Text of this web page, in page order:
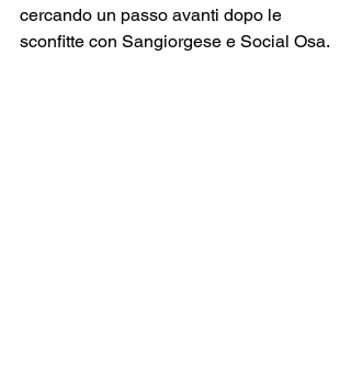
cercando un passo avanti dopo le
sconfitte con Sangiorgese e Social Osa.